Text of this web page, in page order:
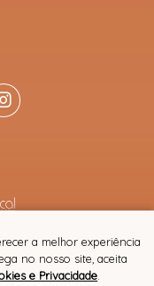
PLATAFORMA B2B
a melhor experiência
no nosso site, aceita
e Privacidade